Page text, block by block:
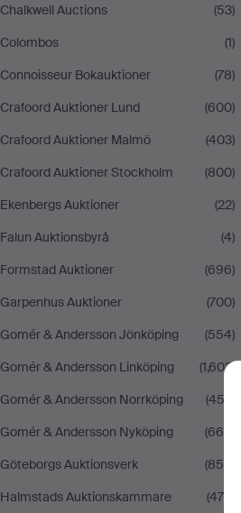
Chalkwell Auctions
(53)
Colombos
(1)
Connoisseur Bokauktioner
(78)
Crafoord Auktioner Lund
(600)
Crafoord Auktioner Malmö
(403)
Crafoord Auktioner Stockholm
(800)
Ekenbergs Auktioner
(22)
Falun Auktionsbyrå
(4)
Formstad Auktioner
(696)
Garpenhus Auktioner
(700)
Gomér & Andersson Jönköping
(554)
Gomér & Andersson Linköping
(1,603)
Gomér & Andersson Norrköping
(452)
Gomér & Andersson Nyköping
(665)
Göteborgs Auktionsverk
(858)
Halmstads Auktionskammare
(475)